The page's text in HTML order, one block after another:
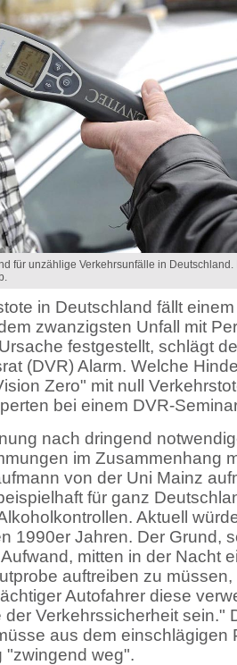
für unzählige Verkehrsunfälle in
in Deutschland fällt
zwanzigsten Unfall mit
festgestellt, schlägt
(DVR) Alarm. Welche
Zero" mit null
bei einem DVR-
nach dringend
im Zusammenhang
von der Uni Mainz
für ganz
Aktuell
1990er Jahren. Der Grund,
mitten in der Nacht
auftreiben zu
Autofahrer diese
der Verkehrssicherheit sein."
aus dem einschlägigen
"zwingend weg".